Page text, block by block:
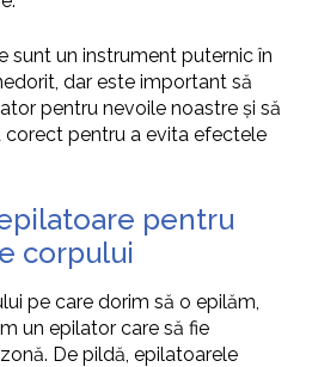
sunt un instrument puternic în
dar este important să
pentru nevoile noastre și să
pentru a evita efectele
pentru
corpului
pe care dorim să o epilăm,
un epilator care să fie
De pildă, epilatoarele